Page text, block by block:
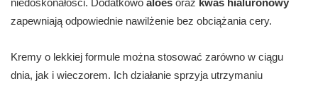
niedoskonałości. Dodatkowo aloes oraz kwas hialuronowy
zapewniają odpowiednie nawilżenie bez obciążania cery.
Kremy o lekkiej formule można stosować zarówno w ciągu
dnia, jak i wieczorem. Ich działanie sprzyja utrzymaniu